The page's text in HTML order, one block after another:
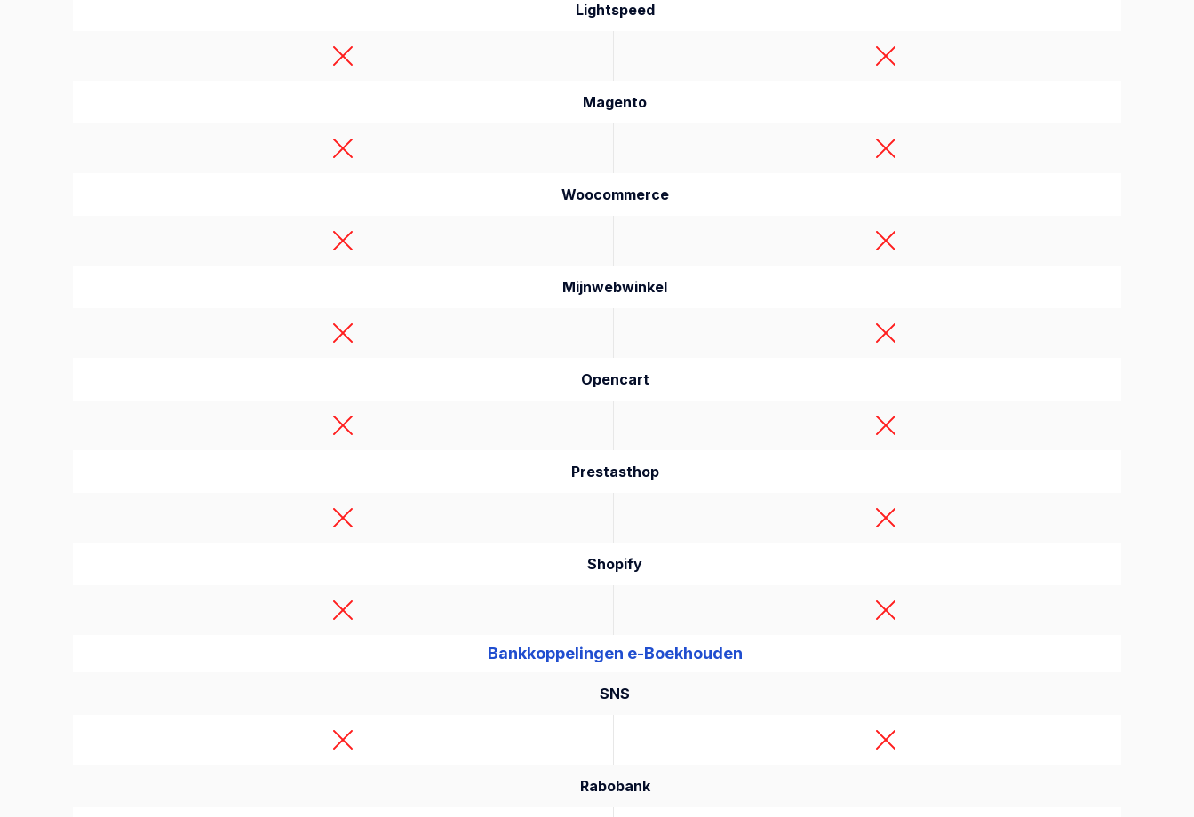
Lightspeed
Magento
Woocommerce
Mijnwebwinkel
Opencart
Prestasthop
Shopify
Bankkoppelingen e-Boekhouden
SNS
Rabobank